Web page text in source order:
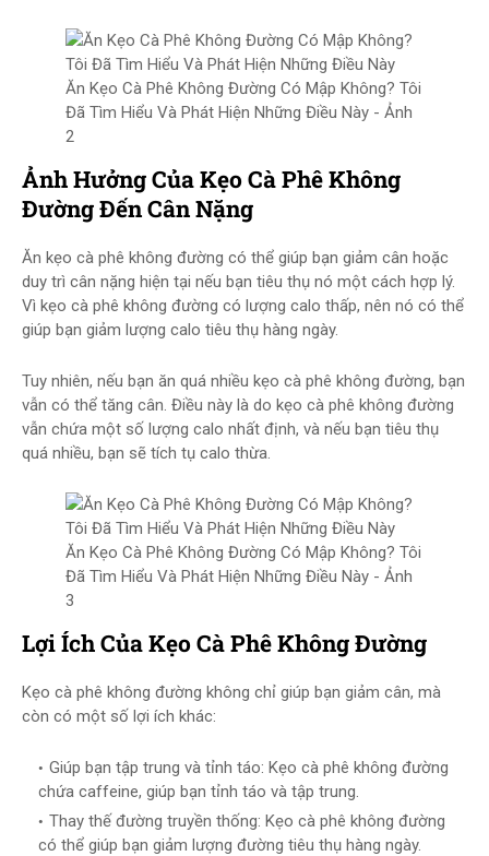
Ăn Kẹo Cà Phê Không Đường Có Mập Không? Tôi
Đã Tìm Hiểu Và Phát Hiện Những Điều Này - Ảnh
2
Ảnh Hưởng Của Kẹo Cà Phê Không
Đường Đến Cân Nặng
Ăn kẹo cà phê không đường có thể giúp bạn giảm cân hoặc
duy trì cân nặng hiện tại nếu bạn tiêu thụ nó một cách hợp lý.
Vì kẹo cà phê không đường có lượng calo thấp, nên nó có thể
giúp bạn giảm lượng calo tiêu thụ hàng ngày.
Tuy nhiên, nếu bạn ăn quá nhiều kẹo cà phê không đường, bạn
vẫn có thể tăng cân. Điều này là do kẹo cà phê không đường
vẫn chứa một số lượng calo nhất định, và nếu bạn tiêu thụ
quá nhiều, bạn sẽ tích tụ calo thừa.
Ăn Kẹo Cà Phê Không Đường Có Mập Không? Tôi
Đã Tìm Hiểu Và Phát Hiện Những Điều Này - Ảnh
3
Lợi Ích Của Kẹo Cà Phê Không Đường
Kẹo cà phê không đường không chỉ giúp bạn giảm cân, mà
còn có một số lợi ích khác:
Giúp bạn tập trung và tỉnh táo: Kẹo cà phê không đường
chứa caffeine, giúp bạn tỉnh táo và tập trung.
Thay thế đường truyền thống: Kẹo cà phê không đường
có thể giúp bạn giảm lượng đường tiêu thụ hàng ngày.